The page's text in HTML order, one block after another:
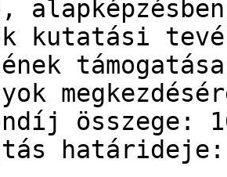
kutatási
összege: